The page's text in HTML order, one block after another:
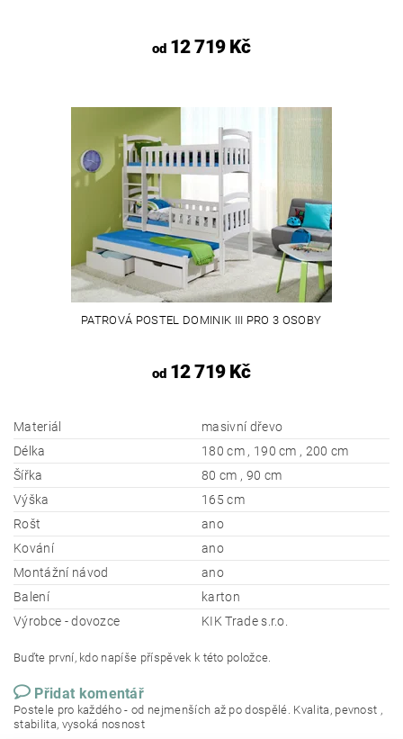
od12 719 Kč
PATROVÁ POSTEL DOMINIK III PRO 3 OSOBY
od12 719 Kč
Materiál
masivní dřevo
Délka
180 cm , 190 cm , 200 cm
Šířka
80 cm , 90 cm
Výška
165 cm
Rošt
ano
Kování
ano
Montážní návod
ano
Balení
karton
Výrobce - dovozce
KIK Trade s.r.o.
Buďte první, kdo napíše příspěvek k této položce.
Přidat komentář
Postele pro každého - od nejmenších až po dospělé. Kvalita, pevnost ,
stabilita, vysoká nosnost